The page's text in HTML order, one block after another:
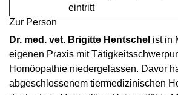
eintritt
Zur Person
Dr. med. vet. Brigitte Hentschel ist in
eigenen Praxis mit
Homöopathie niedergelassen. Davor
abgeschlossenem tiermedizinischen